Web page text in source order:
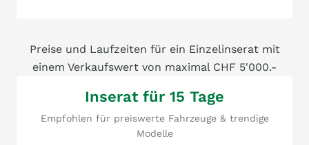
Preise und Laufzeiten für ein Einzelinserat mit
einem Verkaufswert von maximal CHF 5'000.-
Inserat für 15 Tage
Empfohlen für preiswerte Fahrzeuge & trendige
Modelle